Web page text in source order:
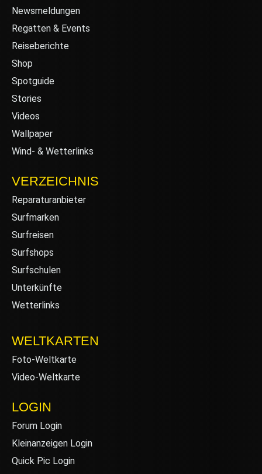
Newsmeldungen
Regatten & Events
Reiseberichte
Shop
Spotguide
Stories
Videos
Wallpaper
Wind- & Wetterlinks
VERZEICHNIS
Reparaturanbieter
Surfmarken
Surfreisen
Surfshops
Surfschulen
Unterkünfte
Wetterlinks
WELTKARTEN
Foto-Weltkarte
Video-Weltkarte
LOGIN
Forum Login
Kleinanzeigen Login
Quick Pic Login